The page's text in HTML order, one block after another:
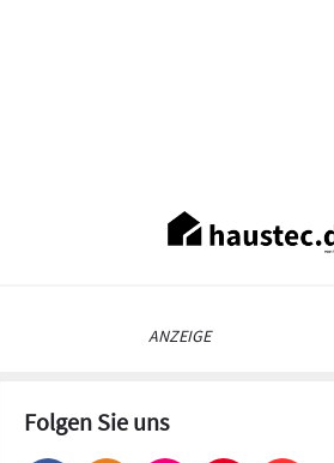
ANZEIGE
Folgen Sie uns